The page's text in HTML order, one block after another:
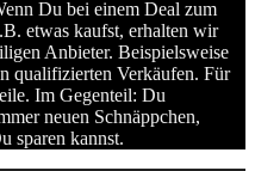
Du bei einem Deal zum
etwas kaufst, erhalten wir
Anbieter. Beispielsweise
qualifizierten Verkäufen. Für
Im Gegenteil: Du
neuen Schnäppchen,
sparen kannst.